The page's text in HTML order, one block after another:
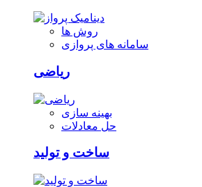
روش ها
سامانه های پروازی
ریاضی
بهینه سازی
حل معادلات
ساخت و تولید